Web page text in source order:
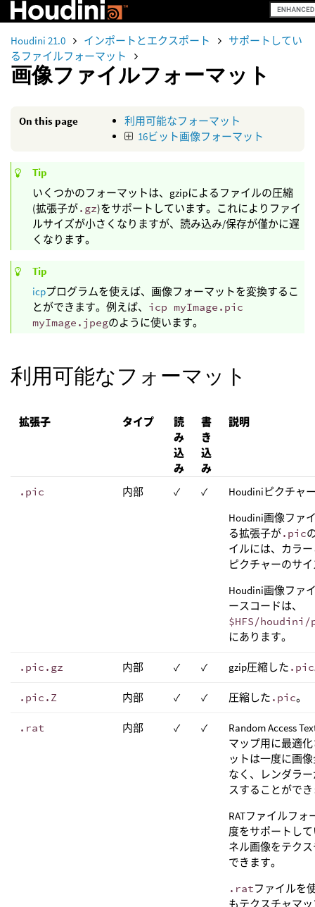
Houdini 21.0 インポートとエクスポート
サポートしてい
るファイルフォーマット
画像ファイルフォーマット
On this page
利用可能なフォーマット
16ビット画像フォーマット
Tip
いくつかのフォーマットは、gzipによるファイルの圧縮
(拡張子が.gz)をサポートしています。これによりファイ
ルサイズが小さくなりますが、読み込み/保存が僅かに遅
くなります。
Tip
icpプログラムを使えば、画像フォーマットを変換するこ
とができます。例えば、 icp myImage.pic
myImage.jpegのように使います。
利用可能なフォーマット
拡張子 タイプ
読
み
込
み
書
き
込
み
説明
.pic 内部 ✓ ✓
Houdiniピクチャ
Houdini画像ファ
る拡張子が.pic
イルには、カラ
ピクチャーのサ
Houdini画像ファ
ースコードは、
$HFS/
にあります。
.pic.gz 内部 ✓ ✓ gzip圧縮した .pic
.pic.Z 内部 ✓ ✓ 圧縮した .pic。
.rat 内部 ✓ ✓
Random Access
マップ用に最適
ットは一度に画
なく、レンダラ
スすることがで
RATファイルフ
度をサポートし
ネル画像をテク
できます。
.ratファイルを
もテクスチャマ